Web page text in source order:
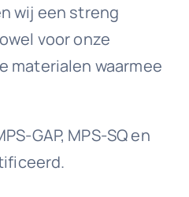
wij een streng
voor onze
materialen waarmee
GAP, MPS-SQ en